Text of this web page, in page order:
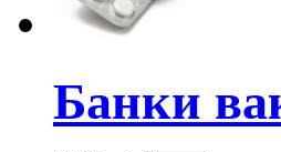
Банки